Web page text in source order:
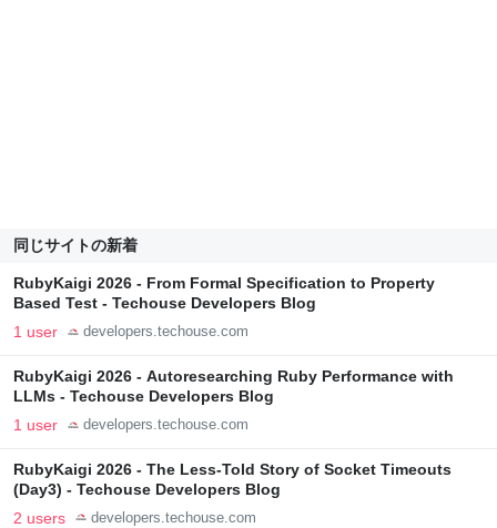
同じサイトの新着
RubyKaigi 2026 - From Formal Specification to Property
Based Test - Techouse Developers Blog
1 user developers.techouse.com
RubyKaigi 2026 - Autoresearching Ruby Performance with
LLMs - Techouse Developers Blog
1 user developers.techouse.com
RubyKaigi 2026 - The Less-Told Story of Socket Timeouts
(Day3) - Techouse Developers Blog
2 users developers.techouse.com